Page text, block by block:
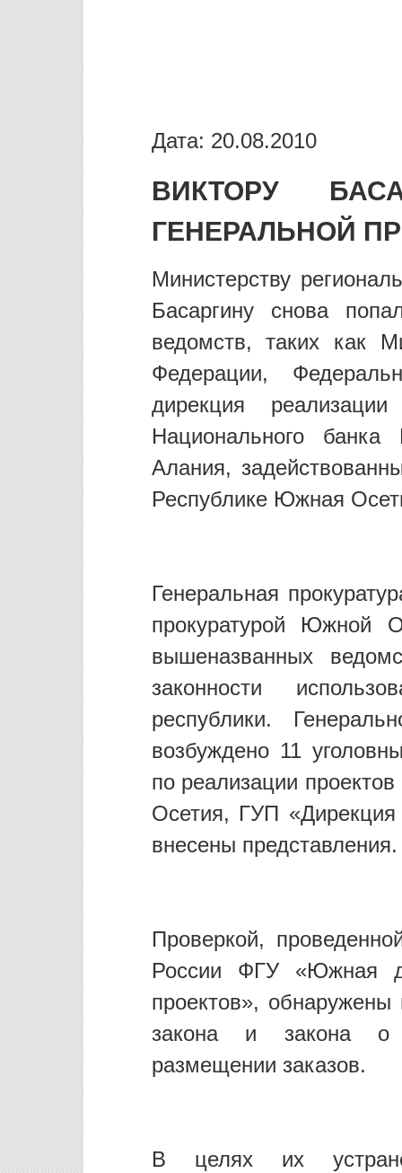
Дата: 20.08.2010
ВИКТОРУ
ГЕНЕРАЛЬНОЙ
Министерству
Басаргину снова
ведомств, таких как
Федерации,
дирекция
Национального
Алания,
Республике Южная
Генеральная
прокуратурой Южной
вышеназванных
законности
республики.
возбуждено 11
по реализации
Осетия, ГУП
внесены представления.
Проверкой,
России ФГУ «Южная
проектов»,
закона и закона о
размещении заказов.
В целях их